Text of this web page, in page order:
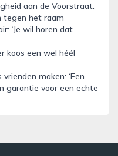
aan de Voorstraat:
tegen het raam’
‘Je wil horen dat
koos een wel héél
maken: ‘Een
garantie voor een echte